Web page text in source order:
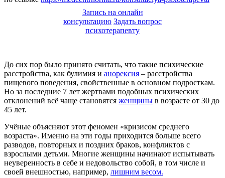
Запись на онлайн
консультацию Задать вопрос
психотерапевту
До сих пор было принято считать, что такие психические
расстройства, как булимия и анорексия – расстройства
пищевого поведения, свойственные в основном подросткам.
Но за последние 7 лет жертвами подобных психических
отклонений всё чаще становятся женщины в возрасте от 30 до
45 лет.
Учёные объясняют этот феномен «кризисом среднего
возраста». Именно на эти годы приходится больше всего
разводов, повторных и поздних браков, конфликтов с
взрослыми детьми. Многие женщины начинают испытывать
неуверенность в себе и недовольство собой, в том числе и
своей внешностью, например, лишним весом.